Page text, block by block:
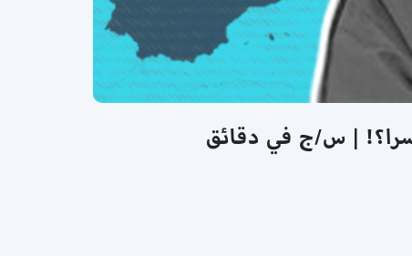
سرا؟! | س/ج في دقائق